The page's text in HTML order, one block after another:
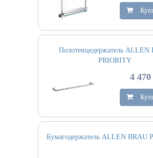
Полотенцедержатель ALLEN
PRIORITY
4
Бумагодержатель ALLEN BRAU